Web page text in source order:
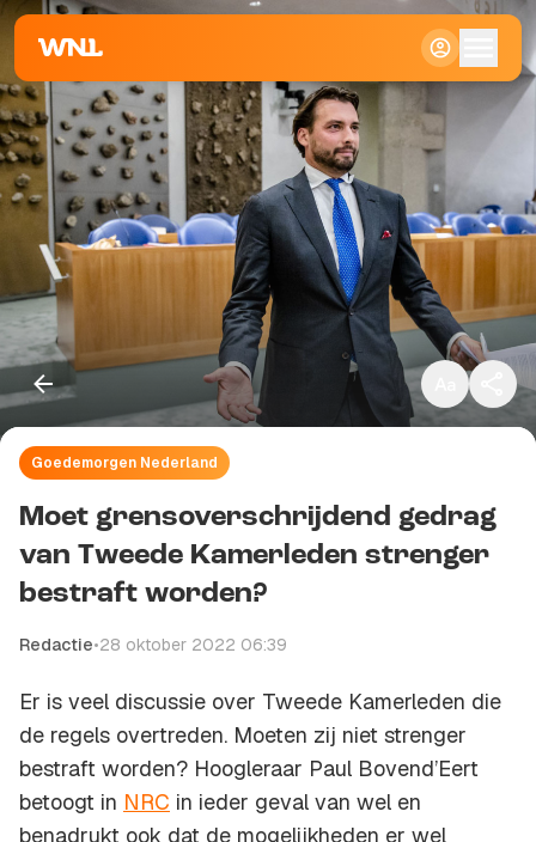
Klein
Standaard
Groot
Goedemorgen Nederland
Moet grensoverschrijdend gedrag
van Tweede Kamerleden strenger
bestraft worden?
Redactie•28 oktober 2022 06:39
Er is veel discussie over Tweede Kamerleden die
de regels overtreden. Moeten zij niet strenger
bestraft worden? Hoogleraar Paul Bovend’Eert
betoogt in NRC in ieder geval van wel en
benadrukt ook dat de mogelijkheden er wel